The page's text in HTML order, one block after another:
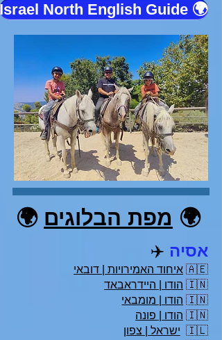
🌍 Israel North English Guide
🌍 מפת הבלוגים 🌍
אסיה ✈️
🇦🇪 איחוד האמירויות | דובאי
🇮🇳 הודו | היידראבאד
🇮🇳 הודו | מומבאי
🇮🇳 הודו | פונה
🇮🇱 ישראל | צפון